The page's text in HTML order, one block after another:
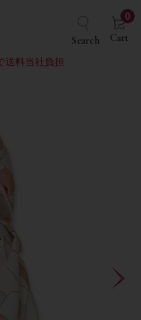
Search Cart
0
送料当社負担